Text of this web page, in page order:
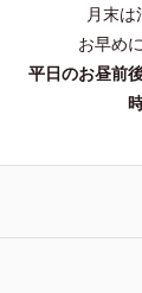
月末
お早め
平日のお昼前